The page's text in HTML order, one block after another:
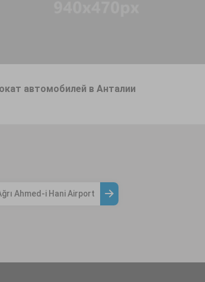
автомобилей в Анталии
Ahmed-i Hani Airport